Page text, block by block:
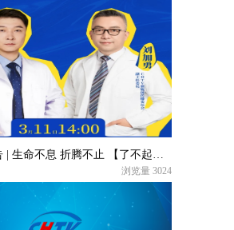
直播预告 | 生命不息 折腾不止 【了不起的自己】
浏览量 3024